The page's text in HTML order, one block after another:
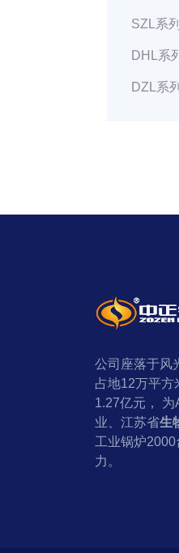
SZL系
DHL系
DZL系
公司座落于风
占地12万平方
1.27亿元，
业、江苏省生
工业锅炉
力。